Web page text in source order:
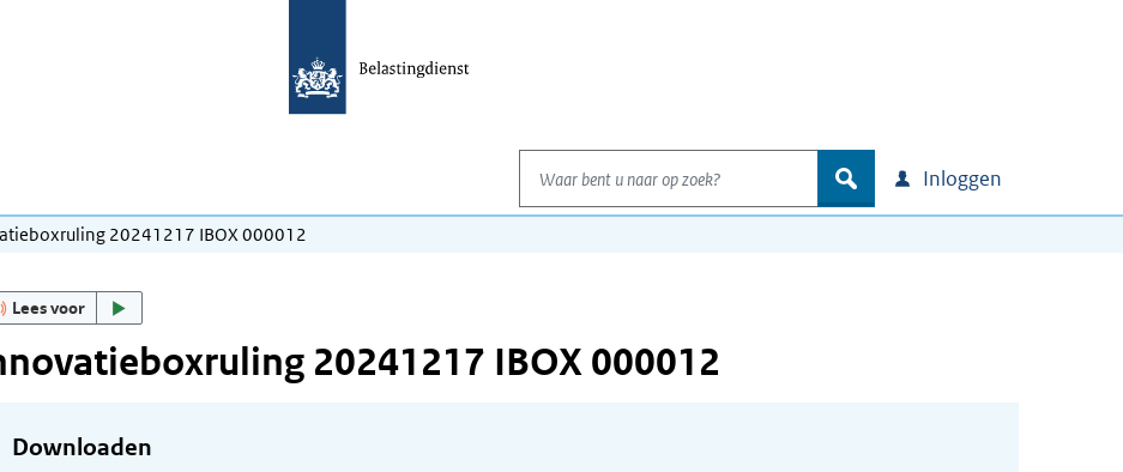
Waar bent u naar op zoek?
zoek Inloggen
20241217 IBOX 000012
Lees voor
20241217 IBOX 000012
Downloaden